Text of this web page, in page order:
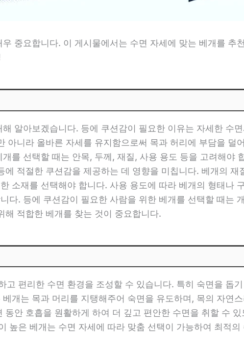
중요합니다. 이 게시물에서는 수면 자세에 맞는 베개를 추
알아보겠습니다. 등에 쿠션감이 필요한 이유는 자세한 수
아니라 올바른 자세를 유지함으로써 목과 허리에 부담을 덜
를 선택할 때는 안목, 두께, 재질, 사용 용도 등을 고려해야
적절한 쿠션감을 제공하는 데 영향을 미칩니다. 베개의 재
소재를 선택해야 합니다. 사용 용도에 따라 베개의 형태나
다. 등에 쿠션감이 필요한 사람을 위한 베개를 선택할 때는
적합한 베개를 찾는 것이 중요합니다.
고 편리한 수면 환경을 조성할 수 있습니다. 특히 숙면을 돕
개는 목과 머리를 지탱해주어 숙면을 유도하며, 목의 자연
안 호흡을 원활하게 하여 더 깊고 편안한 수면을 취할 수
높은 베개는 수면 자세에 따라 맞춤 선택이 가능하여 최적의